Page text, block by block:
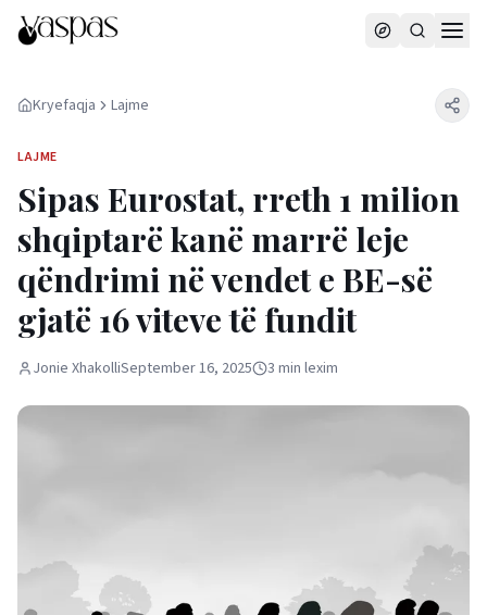
Kryefaqja Lajme
LAJME
Sipas Eurostat, rreth 1 milion
shqiptarë kanë marrë leje
qëndrimi në vendet e BE-së
gjatë 16 viteve të fundit
Jonie XhakolliSeptember 16, 2025 3 min lexim